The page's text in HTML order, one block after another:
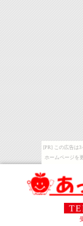
[PR] この広告は3
ホームページを